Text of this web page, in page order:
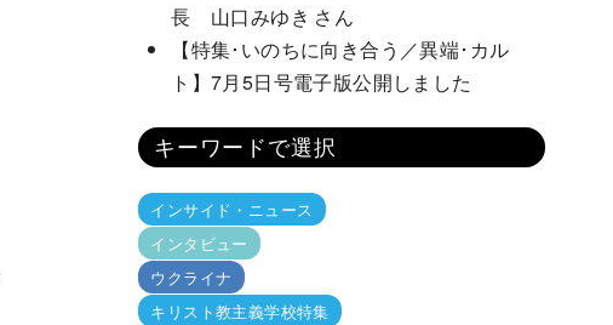
長 山口みゆき さん
【特集･いのちに向き合う／異端･カル
ト】7月5日号電子版公開しました
キーワードで選択
インサイド・ニュース
インタビュー
ウクライナ
キリスト教主義学校特集